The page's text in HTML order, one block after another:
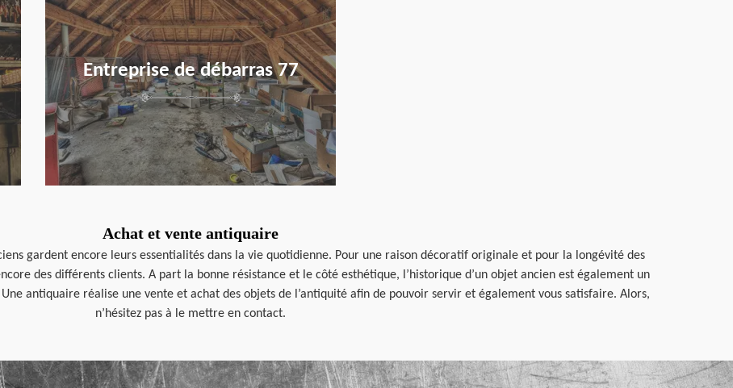
Entreprise de débarras 77
Achat et vente antiquaire
gardent encore leurs essentialités dans la vie quotidienne. Pour une raison décoratif originale et pour la longévité des
des différents clients. A part la bonne résistance et le côté esthétique, l’historique d’un objet ancien est également un
antiquaire réalise une vente et achat des objets de l’antiquité afin de pouvoir servir et également vous satisfaire. Alors,
n’hésitez pas à le mettre en contact.